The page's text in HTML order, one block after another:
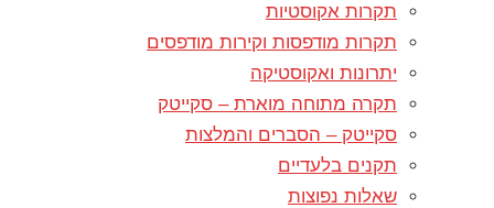
תקרות אקוסטיות
תקרות מודפסות וקירות מודפסים
יתרונות ואקוסטיקה
תקרה מתוחה מוארת – סקייטק
סקייטק – הסברים והמלצות
תקנים בלעדיים
שאלות נפוצות